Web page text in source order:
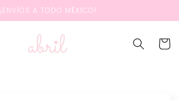
¡ENVÍOS A TODO MÉXICO!
Carrito